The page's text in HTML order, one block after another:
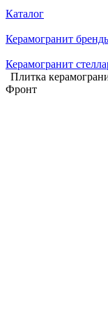
Каталог
Керамогранит
Керамогранит
Плитка
Фронт